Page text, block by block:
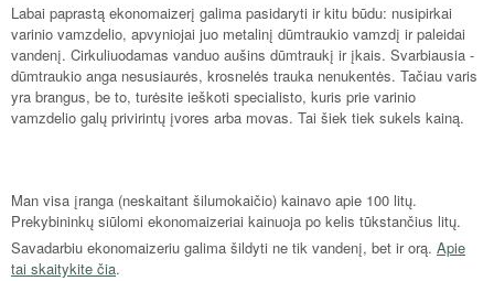
Labai paprastą ekonomaizerį galima pasidaryti ir kitu būdu: nusipirkai
varinio vamzdelio, apvyniojai juo metalinį dūmtraukio vamzdį ir paleidai
vandenį. Cirkuliuodamas vanduo aušins dūmtraukį ir įkais. Svarbiausia -
dūmtraukio anga nesusiaurės, krosnelės trauka nenukentės. Tačiau varis
yra brangus, be to, turėsite ieškoti specialisto, kuris prie varinio
vamzdelio galų privirintų įvores arba movas. Tai šiek tiek sukels kainą.
Man visa įranga (neskaitant šilumokaičio) kainavo apie 100 litų.
Prekybininkų siūlomi ekonomaizeriai kainuoja po kelis tūkstančius litų.
Savadarbiu ekonomaizeriu galima šildyti ne tik vandenį, bet ir orą. Apie
tai skaitykite čia.